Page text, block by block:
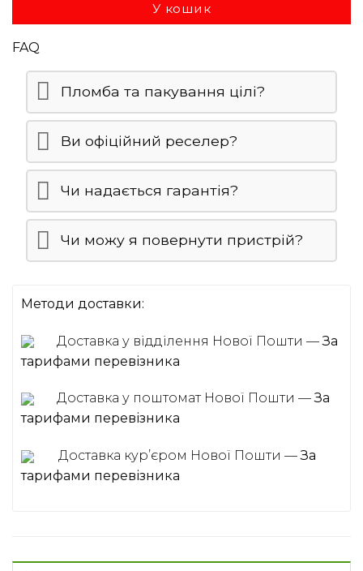
У кошик
FAQ
Пломба та пакування цілі?
Ви офіційний реселер?
Чи надається гарантія?
Чи можу я повернути пристрій?
Методи доставки:
Доставка у відділення Нової Пошти —За
тарифами перевізника
Доставка у поштомат Нової Пошти —За
тарифами перевізника
Доставка курʼєром Нової Пошти —За
тарифами перевізника